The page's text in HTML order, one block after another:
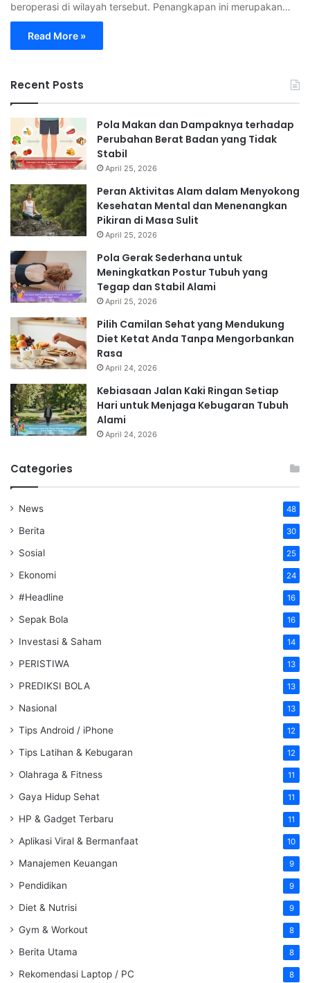
beroperasi di wilayah tersebut. Penangkapan ini merupakan…
Read More »
Recent Posts
Pola Makan dan Dampaknya terhadap
Perubahan Berat Badan yang Tidak
Stabil
April 25, 2026
Peran Aktivitas Alam dalam Menyokong
Kesehatan Mental dan Menenangkan
Pikiran di Masa Sulit
April 25, 2026
Pola Gerak Sederhana untuk
Meningkatkan Postur Tubuh yang
Tegap dan Stabil Alami
April 25, 2026
Pilih Camilan Sehat yang Mendukung
Diet Ketat Anda Tanpa Mengorbankan
Rasa
April 24, 2026
Kebiasaan Jalan Kaki Ringan Setiap
Hari untuk Menjaga Kebugaran Tubuh
Alami
April 24, 2026
Categories
News 48
Berita 30
Sosial 25
Ekonomi 24
#Headline 16
Sepak Bola 16
Investasi & Saham 14
PERISTIWA 13
PREDIKSI BOLA 13
Nasional 13
Tips Android / iPhone 12
Tips Latihan & Kebugaran 12
Olahraga & Fitness 11
Gaya Hidup Sehat 11
HP & Gadget Terbaru 11
Aplikasi Viral & Bermanfaat 10
Manajemen Keuangan 9
Pendidikan 9
Diet & Nutrisi 9
Gym & Workout 8
Berita Utama 8
Rekomendasi Laptop / PC 8